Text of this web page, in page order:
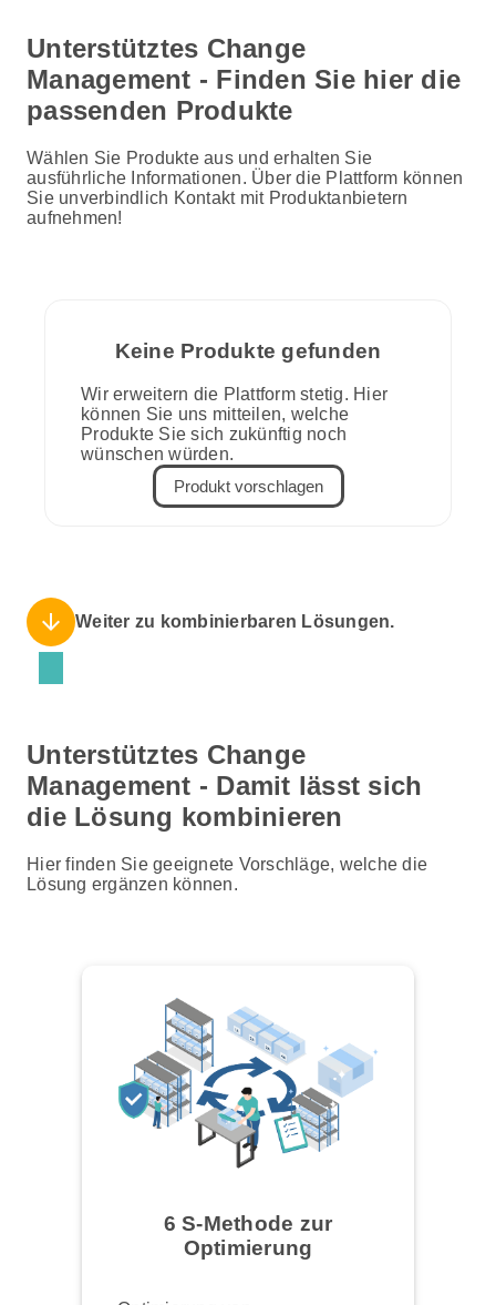
Unterstütztes Change
Management - Finden Sie hier die
passenden Produkte
Wählen Sie Produkte aus und erhalten Sie
ausführliche Informationen. Über die Plattform können
Sie unverbindlich Kontakt mit Produktanbietern
aufnehmen!
Keine Produkte gefunden
Wir erweitern die Plattform stetig. Hier
können Sie uns mitteilen, welche
Produkte Sie sich zukünftig noch
wünschen würden.
Produkt vorschlagen
arrow_downward Weiter zu kombinierbaren Lösungen.
Unterstütztes Change
Management - Damit lässt sich
die Lösung kombinieren
Hier finden Sie geeignete Vorschläge, welche die
Lösung ergänzen können.
6 S-Methode zur
Optimierung